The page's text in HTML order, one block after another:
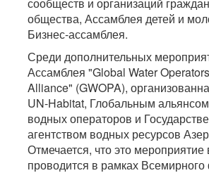
сообществ и организаций
общества, Ассамблея детей и
Бизнес-ассамблея.
Среди дополнительных
Ассамблея "Global Water
Alliance" (GWOPA),
UN-Habitat, Глобальным
водных операторов и
агентством водных ресурсов
Отмечается, что это
проводится в рамках